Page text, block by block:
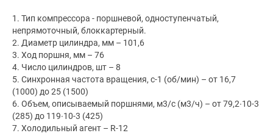
1. Тип компрессора - поршневой, одноступенчатый,
непрямоточный, блоккартерный.
2. Диаметр цилиндра, мм – 101,6
3. Ход поршня, мм – 76
4. Число цилиндров, шт – 8
5. Синхронная частота вращения, с-1 (об/мин) – от 16,7
(1000) до 25 (1500)
6. Объем, описываемый поршнями, м3/с (м3/ч) – от 79,2∙10-3
(285) до 119∙10-3 (425)
7. Холодильный агент – R-12